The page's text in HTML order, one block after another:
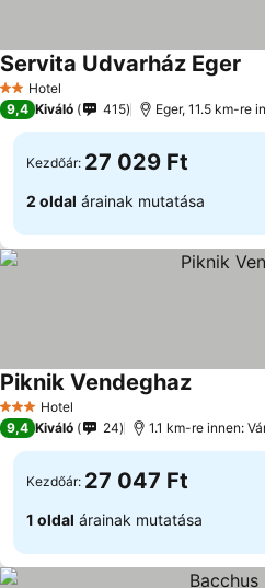
2 Kategória
Hotel
Servita Udvarház Eger
9,4 Kiváló 415 Eger, 11.5 km-re
Kezdőár: 27 029 Ft
2 oldal árainak mutatása
3 Kategória
Hotel
Piknik Vendeghaz
9,4 Kiváló 24 1.1 km-re innen:
Kezdőár: 27 047 Ft
1 oldal árainak mutatása